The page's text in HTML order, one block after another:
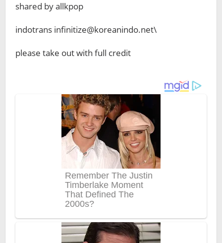
shared by allkpop
indotrans infinitize@koreanindo.net\
please take out with full credit